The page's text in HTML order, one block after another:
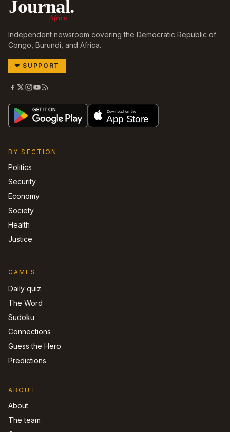
Journal.
Africa
Independent newsroom covering the Democratic Republic of
Congo, Burundi, and Africa.
❤ SUPPORT
BY SECTION
Politics
Security
Economy
Society
Health
Justice
GAMES
Daily quiz
The Word
Sudoku
Connections
Guess the Hero
Predictions
ABOUT
About
The team